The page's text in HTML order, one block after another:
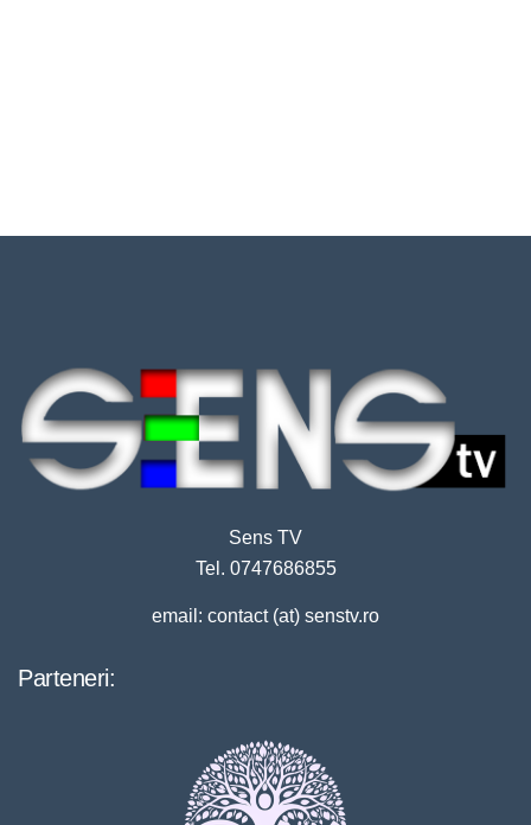
Sens TV
Tel. 0747686855
email: contact (at) senstv.ro
Parteneri: